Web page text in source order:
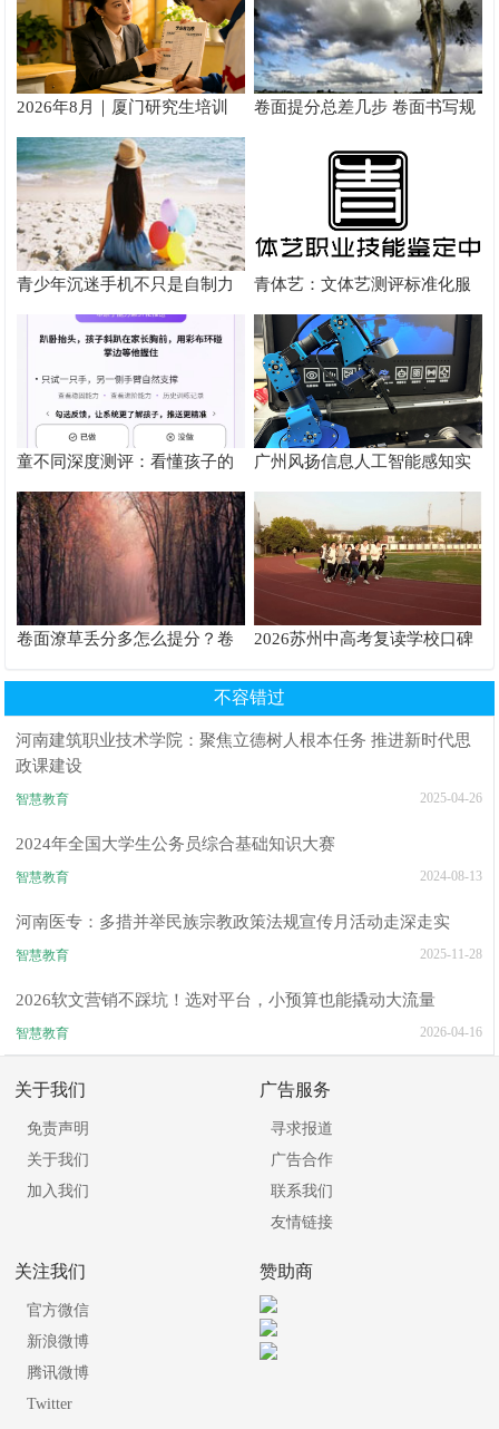
2026年8月｜厦门研究生培训
推荐
卷面提分总差几步 卷面书写规
青少年沉迷手机不只是自制力
差！陕西家长读懂背后的心理
根源
青体艺：文体艺测评标准化服
务体系解析
童不同深度测评：看懂孩子的
个性化育儿系统
广州风扬信息人工智能感知实
验箱测评解析
卷面潦草丢分多怎么提分？卷
2026苏州中高考复读学校口碑
不容错过
河南建筑职业技术学院：聚焦立德树人根本任务 推进新时代思
政课建设
智慧教育 2025-04-26
2024年全国大学生公务员综合基础知识大赛
智慧教育 2024-08-13
河南医专：多措并举民族宗教政策法规宣传月活动走深走实
智慧教育 2025-11-28
2026软文营销不踩坑！选对平台，小预算也能撬动大流量
智慧教育 2026-04-16
关于我们
免责声明
关于我们
加入我们
广告服务
寻求报道
广告合作
联系我们
友情链接
关注我们
官方微信
新浪微博
腾讯微博
Twitter
赞助商